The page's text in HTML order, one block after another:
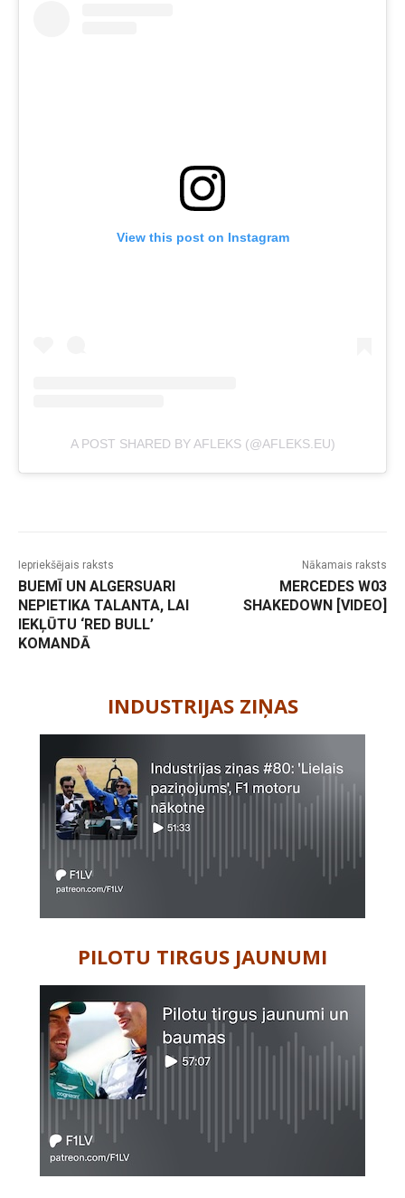
View this post on Instagram
A POST SHARED BY AFLEKS (@AFLEKS.EU)
Iepriekšējais raksts
BUEMĪ UN ALGERSUARI
NEPIETIKA TALANTA, LAI
IEKĻŪTU ‘RED BULL’
KOMANDĀ
Nākamais raksts
MERCEDES W03
SHAKEDOWN [VIDEO]
INDUSTRIJAS ZIŅAS
PILOTU TIRGUS JAUNUMI